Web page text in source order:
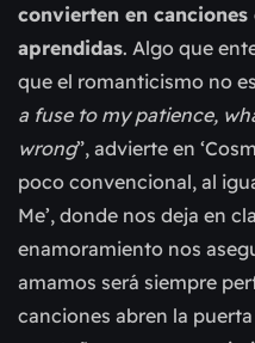
convierten en canciones
aprendidas. Algo que
que el romanticismo no
a fuse to my patience,
wrong”, advierte en
poco convencional, al
Me’, donde nos deja en
enamoramiento nos
amamos será siempre
canciones abren la